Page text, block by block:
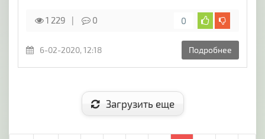
1 229 0 0
6-02-2020, 12:18 Подробнее
Загрузить еще